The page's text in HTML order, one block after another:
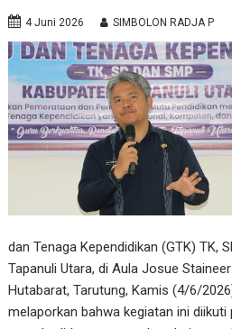
4 Juni 2026 SIMBOLON RADJA P
dan Tenaga Kependidikan (GTK) TK,
Tapanuli Utara, di Aula Josue
Hutabarat, Tarutung, Kamis (4/6/
melaporkan bahwa kegiatan ini diikuti